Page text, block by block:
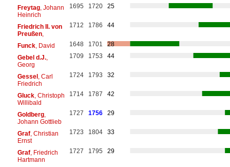
Freytag, Johann
Heinrich
1695 1720 25
Friedrich II. von
Preußen,
1712 1786 44
Funck, David 1648 1701
28
Gebel d.J.,
Georg
1709 1753 44
Gessel, Carl
Friedrich
1724 1793 32
Gluck, Christoph
Willibald
1714 1787 42
Goldberg,
Johann Gottlieb
1727 1756 29
Graf, Christian
Ernst
1723 1804 33
Graf, Friedrich
Hartmann
1727 1795 29